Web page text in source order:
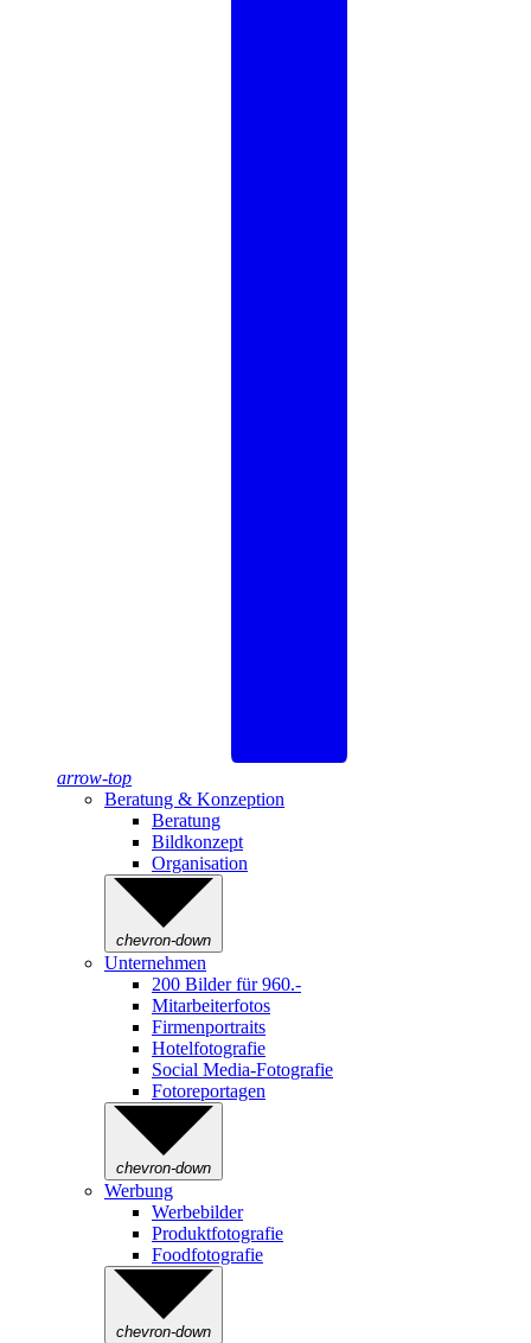
arrow-top
Beratung & Konzeption
Beratung
Bildkonzept
Organisation
chevron-down
Unternehmen
200 Bilder für 960.-
Mitarbeiterfotos
Firmenportraits
Hotelfotografie
Social Media-Fotografie
Fotoreportagen
chevron-down
Werbung
Werbebilder
Produktfotografie
Foodfotografie
chevron-down